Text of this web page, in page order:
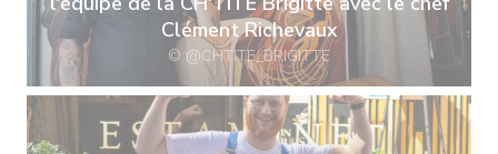
Clément Richevaux
© @CHTITE_BRIGITTE